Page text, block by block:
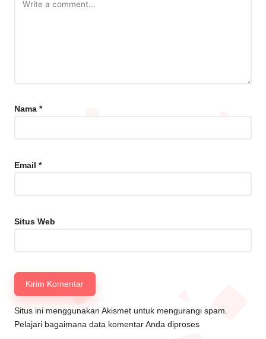
Nama *
Email *
Situs Web
Situs ini menggunakan Akismet untuk mengurangi spam.
Pelajari bagaimana data komentar Anda diproses